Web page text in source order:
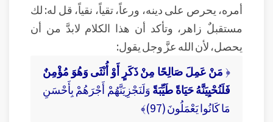
أمره، يحرص على دينه، ورعاً، تقياً، نقياً، قل له: لك
مستقبلٌ زاهر، وتأكد أن هذا الكلام لابدَّ من أن
يحصل، لأن الله عزَّ وجل يقول:
﴿مَنْ عَمِلَ صَالِحًا مِنْ ذَكَرٍ أَوْ أُنْثَى وَهُوَ مُؤْمِنٌ
فَلَنُحْيِيَنَّهُ حَيَاةً طَيِّبَةًوَلَنَجْزِيَنَّهُمْ أَجْرَهُمْ بِأَحْسَنِ
مَا كَانُوا يَعْمَلُونَ (97)﴾